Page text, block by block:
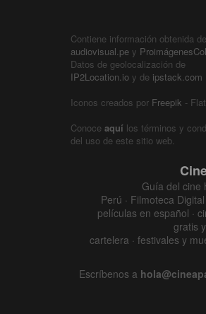
Contiene información obtenida de
audiovisual.pe y
Datos de geolocalización de
IP2Location.io y de ipstack.com
Iconos creados por Freepik -
Conoce aquí los términos y
del uso de este sitio web.
Guía del cine
Perú · Filmoteca
películas en español ·
gratis
cartelera · festivales y
Escríbenos a